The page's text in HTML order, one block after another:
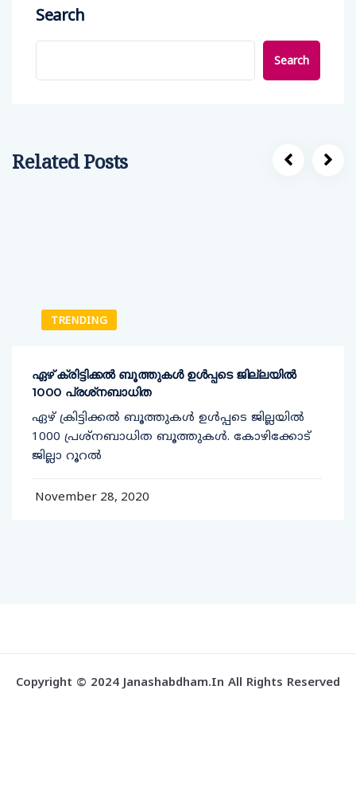
Search
Search
Related Posts
TRENDING
ഏഴ് ക്രിട്ടിക്കല്‍ ബൂത്തുകള്‍ ഉള്‍പ്പടെ ജില്ലയില്‍
1000 പ്രശ്‌നബാധിത
ഏഴ് ക്രിട്ടിക്കല്‍ ബൂത്തുകള്‍ ഉള്‍പ്പടെ ജില്ലയില്‍
1000 പ്രശ്‌നബാധിത ബൂത്തുകള്‍. കോഴിക്കോട്
ജില്ലാ റൂറല്‍
November 28, 2020
Copyright © 2024 Janashabdham.in All Rights Reserved